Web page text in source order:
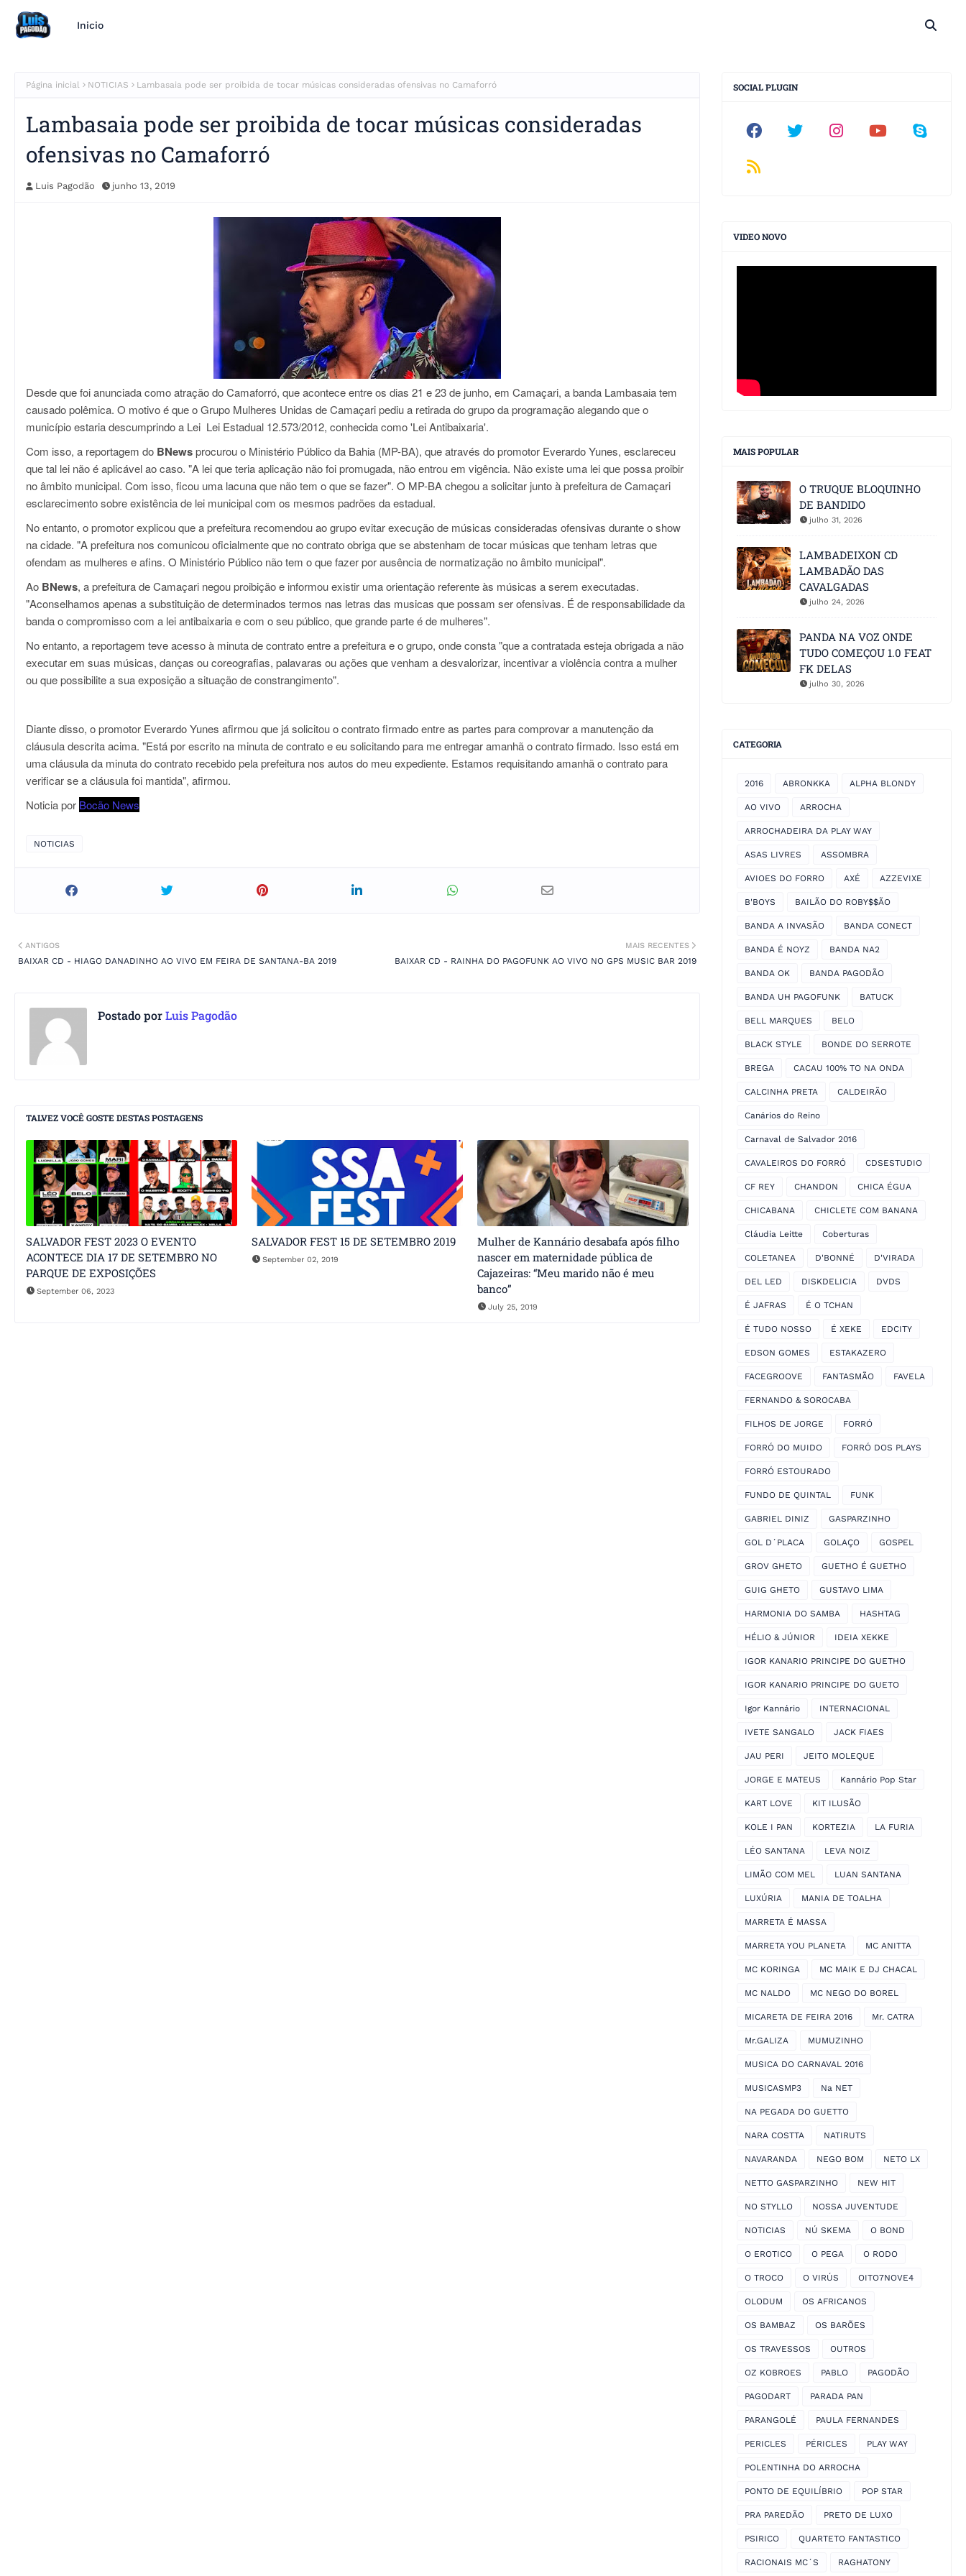
Inicio
Página inicial NOTICIAS Lambasaia pode ser proibida de tocar músicas consideradas ofensivas no Camaforró
Lambasaia pode ser proibida de tocar músicas consideradas
ofensivas no Camaforró
Luis Pagodão junho 13, 2019
Desde que foi anunciada como atração do Camaforró, que acontece entre os dias 21 e 23 de junho, em Camaçari, a banda Lambasaia tem
causado polêmica. O motivo é que o Grupo Mulheres Unidas de Camaçari pediu a retirada do grupo da programação alegando que o
município estaria descumprindo a Lei Lei Estadual 12.573/2012, conhecida como 'Lei Antibaixaria'.
Com isso, a reportagem do BNewsprocurou o Ministério Público da Bahia (MP-BA), que através do promotor Everardo Yunes, esclareceu
que tal lei não é aplicável ao caso. "A lei que teria aplicação não foi promugada, não entrou em vigência. Não existe uma lei que possa proibir
no âmbito municipal. Com isso, ficou uma lacuna que não tem o que se fazer". O MP-BA chegou a solicitar junto à prefeitura de Camaçari
esclarecimento sobre existência de lei municipal com os mesmos padrões da estadual.
No entanto, o promotor explicou que a prefeitura recomendou ao grupo evitar execução de músicas consideradas ofensivas durante o show
na cidade. "A prefeitura nos comunicou oficialmente que no contrato obriga que se abstenham de tocar músicas que tenham letras que
ofendam as mulheres e afins. O Ministério Público não tem o que fazer por ausência de normatização no âmbito municipal".
Ao BNews, a prefeitura de Camaçari negou proibição e informou existir uma orientação referente às músicas a serem executadas.
"Aconselhamos apenas a substituição de determinados termos nas letras das musicas que possam ser ofensivas. É de responsabilidade da
banda o compromisso com a lei antibaixaria e com o seu público, que grande parte é de mulheres".
No entanto, a reportagem teve acesso à minuta de contrato entre a prefeitura e o grupo, onde consta "que a contratada esteja obrigada a não
executar em suas músicas, danças ou coreografias, palavaras ou ações que venham a desvalorizar, incentivar a violência contra a mulher
ou que possibilite a sua exposição a situação de constrangimento".
Diante disso, o promotor Everardo Yunes afirmou que já solicitou o contrato firmado entre as partes para comprovar a manutenção da
cláusula descrita acima. "Está por escrito na minuta de contrato e eu solicitando para me entregar amanhã o contrato firmado. Isso está em
uma cláusula da minuta do contrato recebido pela prefeitura nos autos do meu expediente. Estamos requisitando amanhã o contrato para
verificar se a cláusula foi mantida", afirmou.
Noticia por Bocão News
NOTICIAS
MAIS RECENTES
BAIXAR CD - RAINHA DO PAGOFUNK AO VIVO NO GPS MUSIC BAR 2019
ANTIGOS
BAIXAR CD - HIAGO DANADINHO AO VIVO EM FEIRA DE SANTANA-BA 2019
Postado porLuis Pagodão
TALVEZ VOCÊ GOSTE DESTAS POSTAGENS
SALVADOR FEST 2023 O EVENTO
ACONTECE DIA 17 DE SETEMBRO NO
PARQUE DE EXPOSIÇÕES
September 06, 2023
SALVADOR FEST 15 DE SETEMBRO 2019
September 02, 2019
Mulher de Kannário desabafa após filho
nascer em maternidade pública de
Cajazeiras: “Meu marido não é meu
banco”
July 25, 2019
SOCIAL PLUGIN
VIDEO NOVO
MAIS POPULAR
O TRUQUE BLOQUINHO
DE BANDIDO
julho 31, 2026
LAMBADEIXON CD
LAMBADÃO DAS
CAVALGADAS
julho 24, 2026
PANDA NA VOZ ONDE
TUDO COMEÇOU 1.0 FEAT
FK DELAS
julho 30, 2026
CATEGORIA
2016 ABRONKKA ALPHA BLONDY
AO VIVO ARROCHA
ARROCHADEIRA DA PLAY WAY
ASAS LIVRES ASSOMBRA
AVIOES DO FORRO AXÉ AZZEVIXE
B'BOYS BAILÃO DO ROBY$$ÃO
BANDA A INVASÃO BANDA CONECT
BANDA É NOYZ BANDA NA2
BANDA OK BANDA PAGODÃO
BANDA UH PAGOFUNK BATUCK
BELL MARQUES BELO
BLACK STYLE BONDE DO SERROTE
BREGA CACAU 100% TO NA ONDA
CALCINHA PRETA CALDEIRÃO
Canários do Reino
Carnaval de Salvador 2016
CAVALEIROS DO FORRÓ CDSESTUDIO
CF REY CHANDON CHICA ÉGUA
CHICABANA CHICLETE COM BANANA
Cláudia Leitte Coberturas
COLETANEA D'BONNÉ D'VIRADA
DEL LED DISKDELICIA DVDS
É JAFRAS É O TCHAN
É TUDO NOSSO É XEKE EDCITY
EDSON GOMES ESTAKAZERO
FACEGROOVE FANTASMÃO FAVELA
FERNANDO & SOROCABA
FILHOS DE JORGE FORRÓ
FORRÓ DO MUIDO FORRÓ DOS PLAYS
FORRÓ ESTOURADO
FUNDO DE QUINTAL FUNK
GABRIEL DINIZ GASPARZINHO
GOL D´PLACA GOLAÇO GOSPEL
GROV GHETO GUETHO É GUETHO
GUIG GHETO GUSTAVO LIMA
HARMONIA DO SAMBA HASHTAG
HÉLIO & JÚNIOR IDEIA XEKKE
IGOR KANARIO PRINCIPE DO GUETHO
IGOR KANARIO PRINCIPE DO GUETO
Igor Kannário INTERNACIONAL
IVETE SANGALO JACK FIAES
JAU PERI JEITO MOLEQUE
JORGE E MATEUS Kannário Pop Star
KART LOVE KIT ILUSÃO
KOLE I PAN KORTEZIA LA FURIA
LÉO SANTANA LEVA NOIZ
LIMÃO COM MEL LUAN SANTANA
LUXÚRIA MANIA DE TOALHA
MARRETA É MASSA
MARRETA YOU PLANETA MC ANITTA
MC KORINGA MC MAIK E DJ CHACAL
MC NALDO MC NEGO DO BOREL
MICARETA DE FEIRA 2016 Mr. CATRA
Mr.GALIZA MUMUZINHO
MUSICA DO CARNAVAL 2016
MUSICASMP3 Na NET
NA PEGADA DO GUETTO
NARA COSTTA NATIRUTS
NAVARANDA NEGO BOM NETO LX
NETTO GASPARZINHO NEW HIT
NO STYLLO NOSSA JUVENTUDE
NOTICIAS NÚ SKEMA O BOND
O EROTICO O PEGA O RODO
O TROCO O VIRÚS OITO7NOVE4
OLODUM OS AFRICANOS
OS BAMBAZ OS BARÕES
OS TRAVESSOS OUTROS
OZ KOBROES PABLO PAGODÃO
PAGODART PARADA PAN
PARANGOLÉ PAULA FERNANDES
PERICLES PÉRICLES PLAY WAY
POLENTINHA DO ARROCHA
PONTO DE EQUILÍBRIO POP STAR
PRA PAREDÃO PRETO DE LUXO
PSIRICO QUARTETO FANTASTICO
RACIONAIS MC´S RAGHATONY